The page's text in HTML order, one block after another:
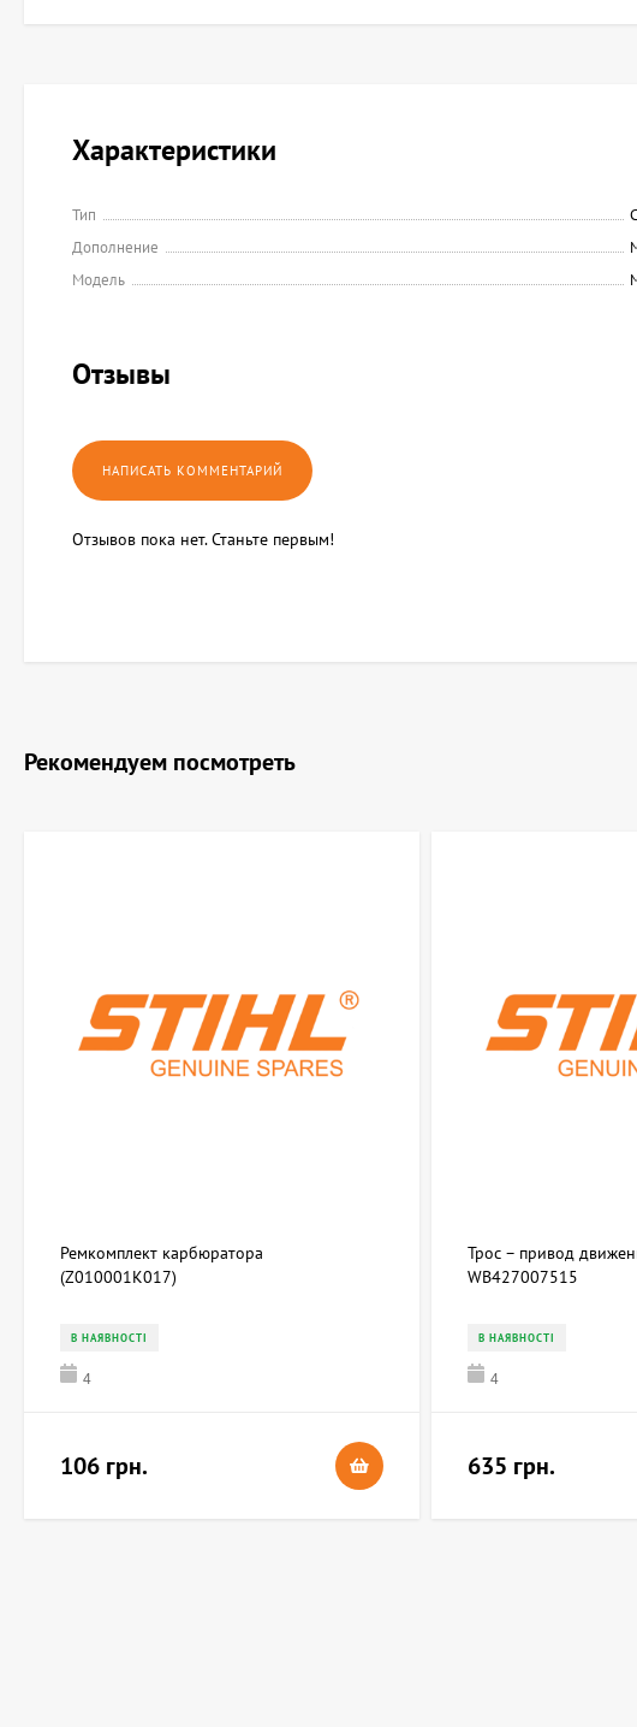
Характеристики
Тип
Дополнение
Модель
Отзывы
Отзывов пока нет. Станьте первым!
Рекомендуем посмотреть
Ремкомплект карбюратора
(Z010001K017)
В НАЯВНОСТІ
4
106 грн.
Трос – привод
WB427007515
В НАЯВНОСТІ
4
635 грн.